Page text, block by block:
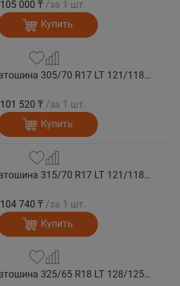
105 000 ₸ /за 1 шт.
Купить
COMFORSER Автошина 305/70 R17 LT 121/118Q CF9000 R/T RWL 10PR лето
101 520 ₸ /за 1 шт.
Купить
COMFORSER Автошина 315/70 R17 LT 121/118Q CF9000 R/T RWL 10PR лето
104 740 ₸ /за 1 шт.
Купить
COMFORSER Автошина 325/65 R18 LT 128/125Q CF9000 R/T RWL 12PR лето